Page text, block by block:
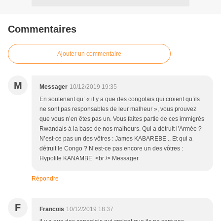
Commentaires
Ajouter un commentaire
M Messager 10/12/2019 19:35
En soutenant qu’ « il y a que des congolais qui croient qu’ils
ne sont pas responsables de leur malheur », vous prouvez
que vous n’en êtes pas un. Vous faites partie de ces immigrés
Rwandais à la base de nos malheurs. Qui a détruit l’Armée ?
N’est-ce pas un des vôtres : James KABAREBE ., Et qui a
détruit le Congo ? N’est-ce pas encore un des vôtres :
Hypolite KANAMBE. <br /> Messager
Répondre
F Francois 10/12/2019 18:37